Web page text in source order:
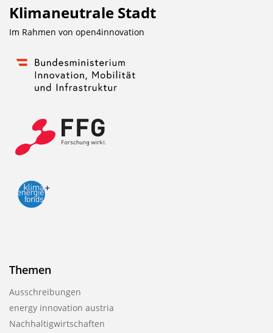
Klimaneutrale Stadt
Im Rahmen von open4innovation
Themen
Ausschreibungen
energy innovation austria
Nachhaltigwirtschaften